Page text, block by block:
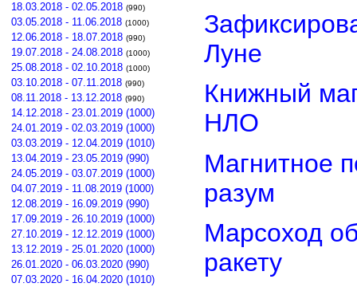
18.03.2018 - 02.05.2018 (990)
03.05.2018 - 11.06.2018 (1000)
12.06.2018 - 18.07.2018 (990)
19.07.2018 - 24.08.2018 (1000)
25.08.2018 - 02.10.2018 (1000)
03.10.2018 - 07.11.2018 (990)
08.11.2018 - 13.12.2018 (990)
14.12.2018 - 23.01.2019 (1000)
24.01.2019 - 02.03.2019 (1000)
03.03.2019 - 12.04.2019 (1010)
13.04.2019 - 23.05.2019 (990)
24.05.2019 - 03.07.2019 (1000)
04.07.2019 - 11.08.2019 (1000)
12.08.2019 - 16.09.2019 (990)
17.09.2019 - 26.10.2019 (1000)
27.10.2019 - 12.12.2019 (1000)
13.12.2019 - 25.01.2020 (1000)
26.01.2020 - 06.03.2020 (990)
07.03.2020 - 16.04.2020 (1010)
Луне
Книжный
НЛО
Магнитное
разум
Марсоход
ракету